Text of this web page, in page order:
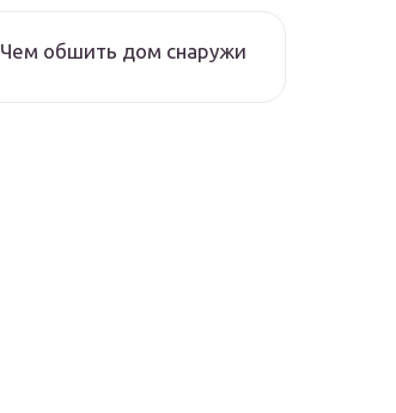
Чем обшить дом снаружи